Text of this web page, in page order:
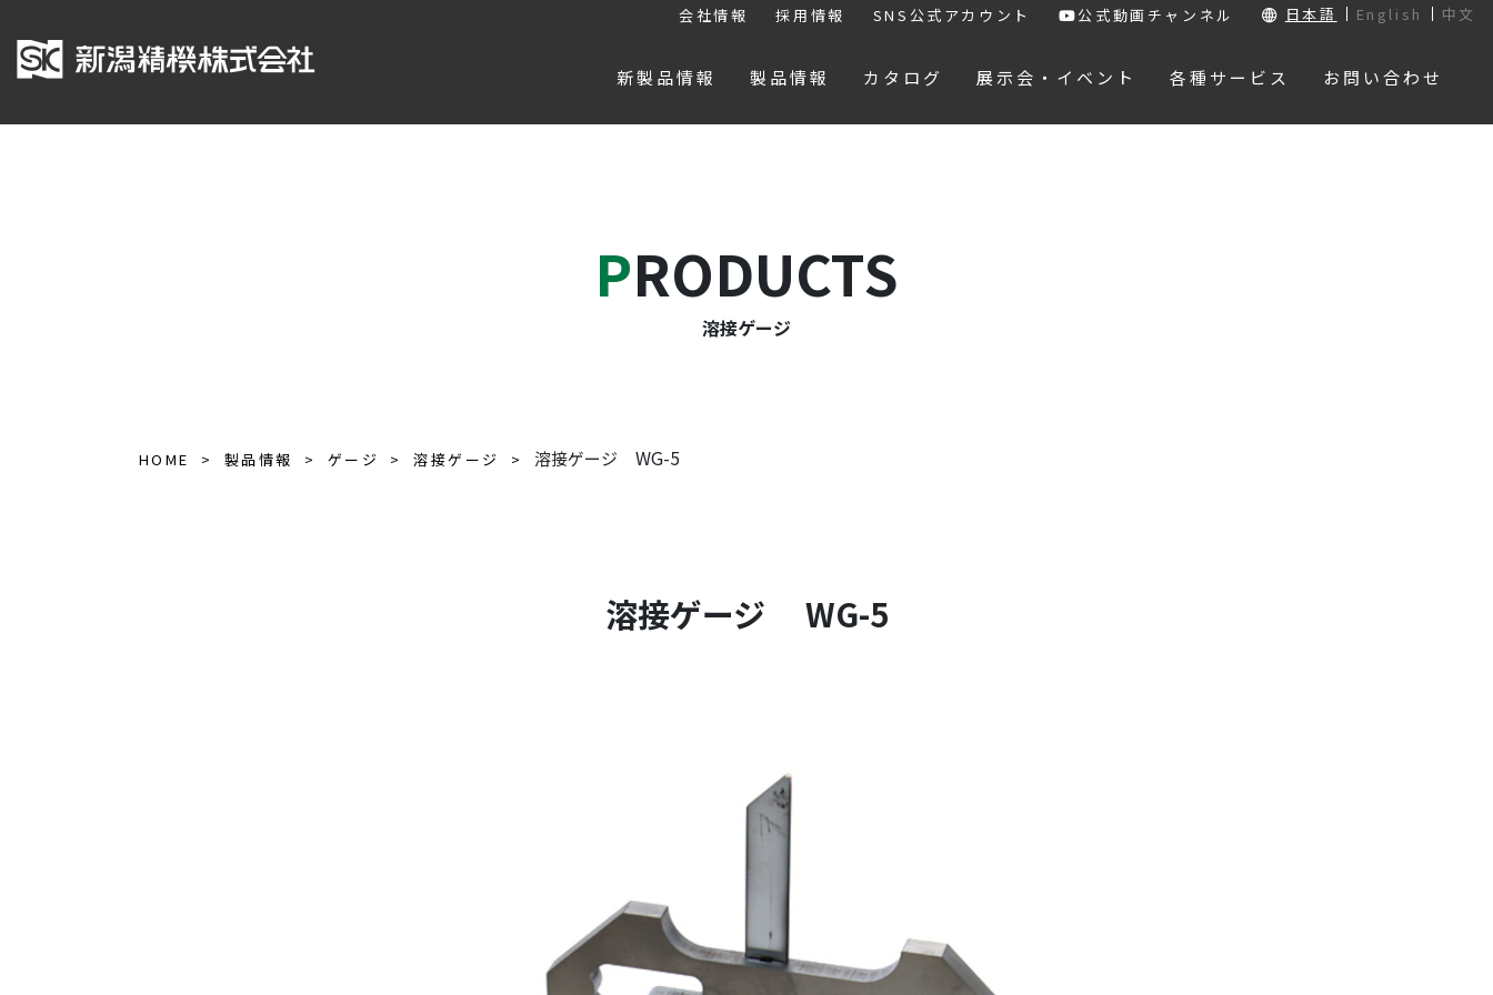
会社情報 採用情報 SNS公式アカウント 公式動画チャンネル 日本語 English 中文
新製品情報 製品情報 カタログ 展示会・イベント 各種サービス お問い合わせ
PRODUCTS
溶接ゲージ
HOME 製品情報 ゲージ 溶接ゲージ 溶接ゲージ WG-5
溶接ゲージ WG-5